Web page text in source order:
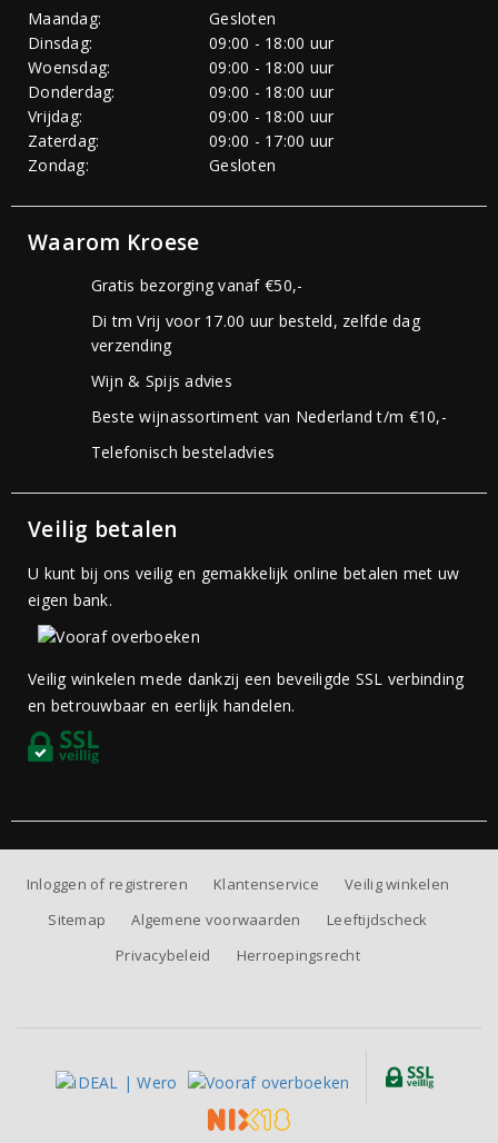
Maandag:
Gesloten
Dinsdag:
09:00 - 18:00 uur
Woensdag:
09:00 - 18:00 uur
Donderdag:
09:00 - 18:00 uur
Vrijdag:
09:00 - 18:00 uur
Zaterdag:
09:00 - 17:00 uur
Zondag:
Gesloten
Waarom Kroese
Gratis bezorging vanaf €50,-
Di tm Vrij voor 17.00 uur besteld, zelfde dag
verzending
Wijn & Spijs advies
Beste wijnassortiment van Nederland t/m €10,-
Telefonisch besteladvies
Veilig betalen
U kunt bij ons veilig en gemakkelijk online betalen met uw
eigen bank.
Veilig winkelen mede dankzij een beveiligde SSL verbinding
en betrouwbaar en eerlijk handelen.
Inloggen of registreren Klantenservice
Veilig winkelen
Sitemap
Algemene voorwaarden
Leeftijdscheck
Privacybeleid
Herroepingsrecht